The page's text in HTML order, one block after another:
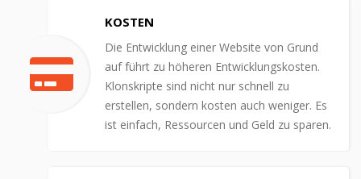
KOSTEN
Die Entwicklung einer Website von Grund
auf führt zu höheren Entwicklungskosten.
Klonskripte sind nicht nur schnell zu
erstellen, sondern kosten auch weniger. Es
ist einfach, Ressourcen und Geld zu sparen.